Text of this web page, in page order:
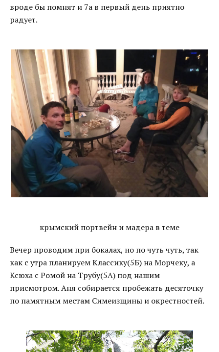
вроде бы помнят и 7а в первый день приятно
радует.
крымский портвейн и мадера в теме
Вечер проводим при бокалах, но по чуть чуть, так
как с утра планируем Классику(5Б) на Морчеку, а
Ксюха с Ромой на Трубу(5А) под нашим
присмотром. Аня собирается пробежать десяточку
по памятным местам Симеизщины и окрестностей.